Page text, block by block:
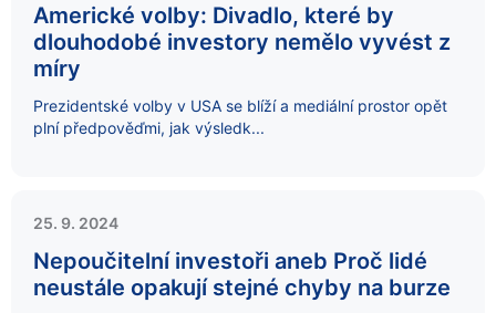
Americké volby: Divadlo, které by
dlouhodobé investory nemělo vyvést z
míry
Prezidentské volby v USA se blíží a mediální prostor opět
plní předpověďmi, jak výsledk...
25. 9. 2024
Nepoučitelní investoři aneb Proč lidé
neustále opakují stejné chyby na burze